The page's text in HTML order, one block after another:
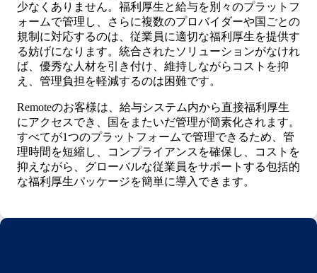
少なくありません。福利厚生と給与を別々のプラットフ
ォームで管理し、さらに複数のプロバイダーや国ごとの
規制に対応するのは、従業員に適切な福利厚生を提供す
る妨げになります。統合されたソリューションがなけれ
ば、優秀な人材を引き付け、維持しながらコストを抑
え、管理負担を軽減するのは困難です。
Remoteのお客様は、給与システム内から直接福利厚生
にアクセスでき、国をまたいだ管理が簡素化されます。
すべてが1つのプラットフォームで管理できるため、管
理時間を短縮し、コンプライアンスを確保し、コストを
抑えながら、グローバルな従業員をサポートする包括的
な福利厚生パッケージを簡単に導入できます。